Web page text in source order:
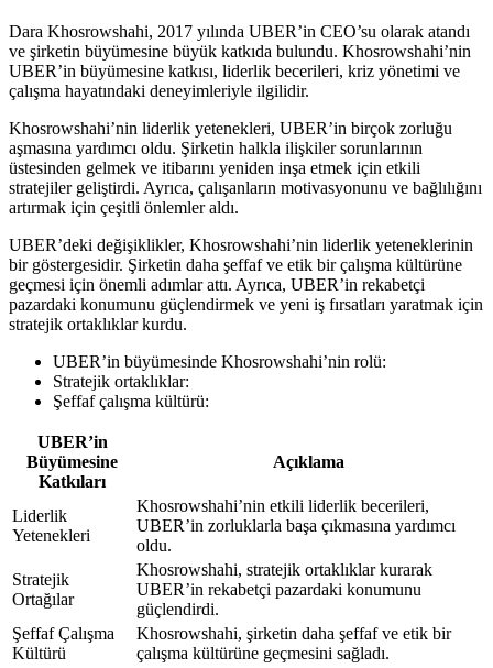
Dara Khosrowshahi, 2017 yılında UBER’in CEO’su olarak atandı
ve şirketin büyümesine büyük katkıda bulundu. Khosrowshahi’nin
UBER’in büyümesine katkısı, liderlik becerileri, kriz yönetimi ve
çalışma hayatındaki deneyimleriyle ilgilidir.
Khosrowshahi’nin liderlik yetenekleri, UBER’in birçok zorluğu
aşmasına yardımcı oldu. Şirketin halkla ilişkiler sorunlarının
üstesinden gelmek ve itibarını yeniden inşa etmek için etkili
stratejiler geliştirdi. Ayrıca, çalışanların motivasyonunu ve bağlılığını
artırmak için çeşitli önlemler aldı.
UBER’deki değişiklikler, Khosrowshahi’nin liderlik yeteneklerinin
bir göstergesidir. Şirketin daha şeffaf ve etik bir çalışma kültürüne
geçmesi için önemli adımlar attı. Ayrıca, UBER’in rekabetçi
pazardaki konumunu güçlendirmek ve yeni iş fırsatları yaratmak için
stratejik ortaklıklar kurdu.
UBER’in büyümesinde Khosrowshahi’nin rolü:
Stratejik ortaklıklar:
Şeffaf çalışma kültürü:
UBER’in
Büyümesine
Katkıları
Açıklama
Liderlik
Yetenekleri
Khosrowshahi’nin etkili liderlik becerileri,
UBER’in zorluklarla başa çıkmasına yardımcı
oldu.
Stratejik
Ortağılar
Khosrowshahi, stratejik ortaklıklar kurarak
UBER’in rekabetçi pazardaki konumunu
güçlendirdi.
Şeffaf Çalışma
Kültürü
Khosrowshahi, şirketin daha şeffaf ve etik bir
çalışma kültürüne geçmesini sağladı.